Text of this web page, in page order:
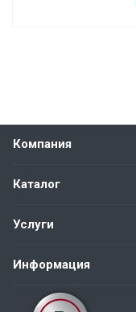
Компания
Каталог
Услуги
Информация